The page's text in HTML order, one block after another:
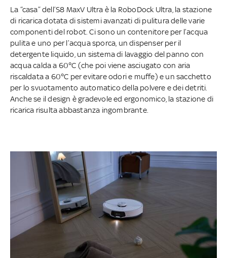
La “casa” dell’S8 MaxV Ultra è la RoboDock Ultra, la stazione
di ricarica dotata di sistemi avanzati di pulitura delle varie
componenti del robot. Ci sono un contenitore per l’acqua
pulita e uno per l’acqua sporca, un dispenser per il
detergente liquido, un sistema di lavaggio del panno con
acqua calda a 60°C (che poi viene asciugato con aria
riscaldata a 60°C per evitare odori e muffe) e un sacchetto
per lo svuotamento automatico della polvere e dei detriti.
Anche se il design è gradevole ed ergonomico, la stazione di
ricarica risulta abbastanza ingombrante.